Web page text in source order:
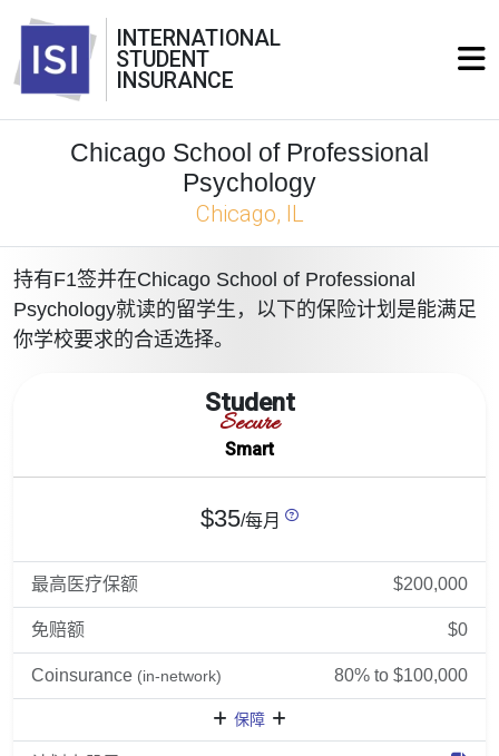
INTERNATIONAL
STUDENT
INSURANCE
Chicago School of Professional
Psychology
Chicago, IL
持有F1签并在Chicago School of Professional
Psychology就读的留学生，以下的保险计划是能满足
你学校要求的合适选择。
Student
Secure
Smart
$35/每月
最高医疗保额 $200,000
免赔额 $0
Coinsurance (in-network) 80% to $100,000
保障